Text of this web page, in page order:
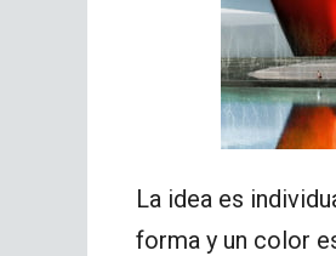
La idea es
forma y un color